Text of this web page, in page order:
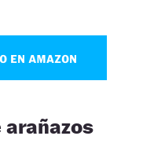
arañazos